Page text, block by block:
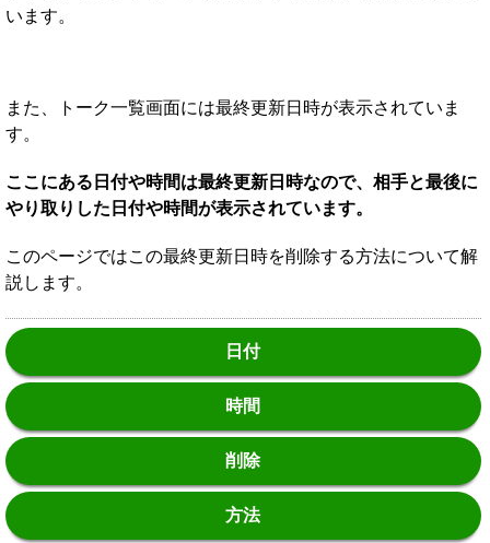
います。
また、トーク一覧画面には最終更新日時が表示されていま
す。
ここにある日付や時間は最終更新日時なので、相手と最後に
やり取りした日付や時間が表示されています。
このページではこの最終更新日時を削除する方法について解
説します。
日付
時間
削除
方法